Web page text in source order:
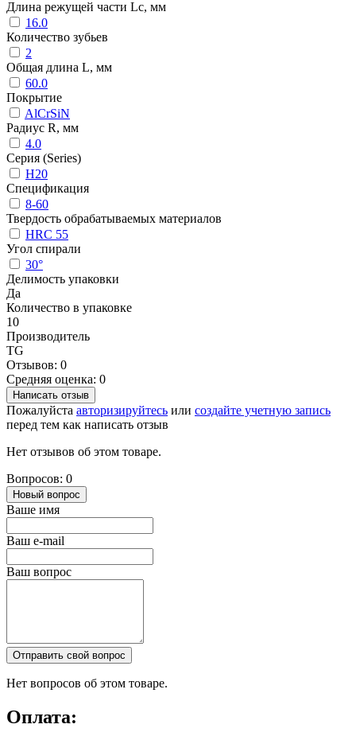
Длина режущей части Lc, мм
16.0
Количество зубьев
2
Общая длина L, мм
60.0
Покрытие
AlCrSiN
Радиус R, мм
4.0
Серия (Series)
H20
Спецификация
8-60
Твердость обрабатываемых материалов
HRC 55
Угол спирали
30°
Делимость упаковки
Да
Количество в упаковке
10
Производитель
TG
Отзывов: 0
Средняя оценка: 0
Написать отзыв
Пожалуйста авторизируйтесь или создайте учетную запись
перед тем как написать отзыв
Нет отзывов об этом товаре.
Вопросов: 0
Новый вопрос
Ваше имя
Ваш e-mail
Ваш вопрос
Отправить свой вопрос
Нет вопросов об этом товаре.
Оплата: